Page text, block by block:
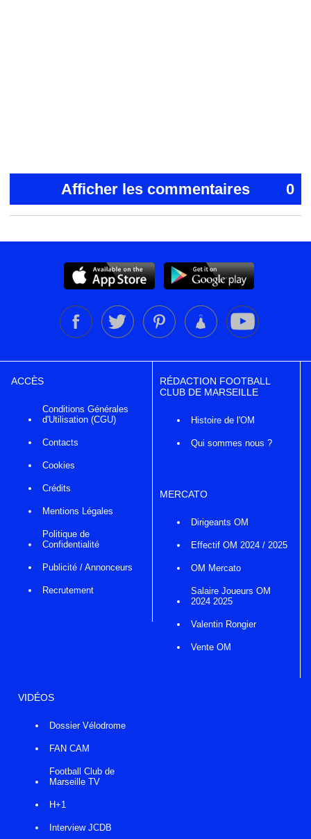
Afficher les commentaires 0
ACCÈS
Conditions Générales
d'Utilisation (CGU)
Contacts
Cookies
Crédits
Mentions Légales
Politique de
Confidentialité
Publicité / Annonceurs
Recrutement
RÉDACTION FOOTBALL
CLUB DE MARSEILLE
Histoire de l'OM
Qui sommes nous ?
MERCATO
Dirigeants OM
Effectif OM 2024 / 2025
OM Mercato
Salaire Joueurs OM
2024 2025
Valentin Rongier
Vente OM
VIDÉOS
Dossier Vélodrome
FAN CAM
Football Club de
Marseille TV
H+1
Interview JCDB